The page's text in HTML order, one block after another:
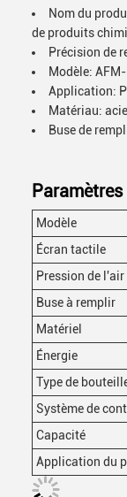
Nom du
de produits
Précision de
Modèle:
Application:
Matériau:
Buse de
Modèle
Écran tactile
Pression de l'air
Buse à remplir
Matériel
Énergie
Type de
Système de
Capacité
Application du